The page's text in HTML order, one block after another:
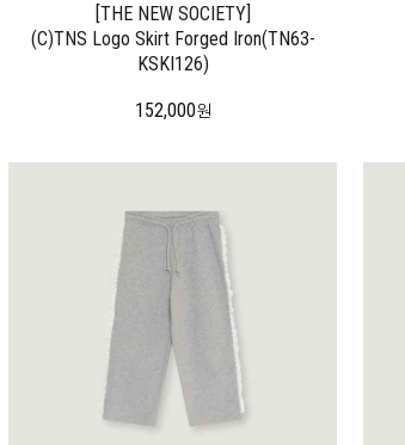
[THE NEW SOCIETY]
(C)TNS Logo Skirt Forged Iron(TN63-
KSKI126)
152,000원